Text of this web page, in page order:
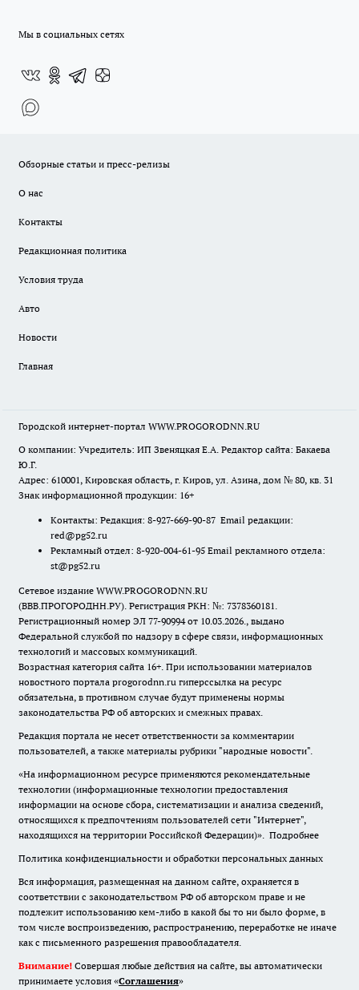
Мы в социальных сетях
Обзорные статьи и пресс-релизы
О нас
Контакты
Редакционная политика
Условия труда
Авто
Новости
Главная
Городской интернет-портал WWW.PROGORODNN.RU
О компании: Учредитель: ИП Звеняцкая Е.А. Редактор сайта: Бакаева
Ю.Г.
Адрес: 610001, Кировская область, г. Киров, ул. Азина, дом № 80, кв. 31
Знак информационной продукции: 16+
Контакты: Редакция: 8-927-669-90-87 Email редакции:
red@pg52.ru
Рекламный отдел: 8-920-004-61-95 Email рекламного отдела:
st@pg52.ru
Сетевое издание WWW.PROGORODNN.RU
(ВВВ.ПРОГОРОДНН.РУ). Регистрация РКН: №: 7378360181.
Регистрационный номер ЭЛ 77-90994 от 10.03.2026., выдано
Федеральной службой по надзору в сфере связи, информационных
технологий и массовых коммуникаций.
Возрастная категория сайта 16+. При использовании материалов
новостного портала progorodnn.ru гиперссылка на ресурс
обязательна, в противном случае будут применены нормы
законодательства РФ об авторских и смежных правах.
Редакция портала не несет ответственности за комментарии
пользователей, а также материалы рубрики "народные новости".
«На информационном ресурсе применяются рекомендательные
технологии (информационные технологии предоставления
информации на основе сбора, систематизации и анализа сведений,
относящихся к предпочтениям пользователей сети "Интернет",
находящихся на территории Российской Федерации)». Подробнее
Политика конфиденциальности и обработки персональных данных
Вся информация, размещенная на данном сайте, охраняется в
соответствии с законодательством РФ об авторском праве и не
подлежит использованию кем-либо в какой бы то ни было форме, в
том числе воспроизведению, распространению, переработке не иначе
как с письменного разрешения правообладателя.
Внимание! Совершая любые действия на сайте, вы автоматически
принимаете условия «Cоглашения»